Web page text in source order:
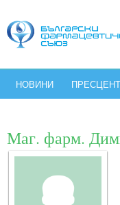
НОВИНИ
Маг. фарм.